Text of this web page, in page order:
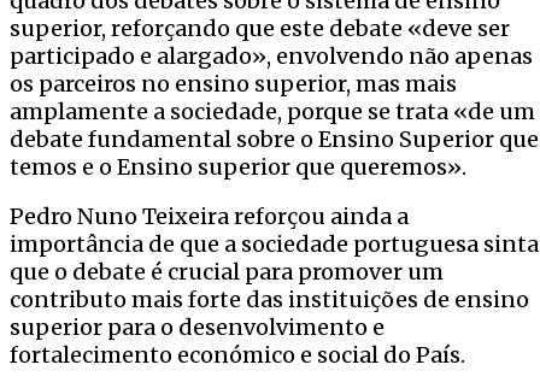
superior, reforçando que este debate «deve ser
participado e alargado», envolvendo não apenas
os parceiros no ensino superior, mas mais
amplamente a sociedade, porque se trata «de um
debate fundamental sobre o Ensino Superior que
temos e o Ensino superior que queremos».
Pedro Nuno Teixeira reforçou ainda a
importância de que a sociedade portuguesa sinta
que o debate é crucial para promover um
contributo mais forte das instituições de ensino
superior para o desenvolvimento e
fortalecimento económico e social do País.